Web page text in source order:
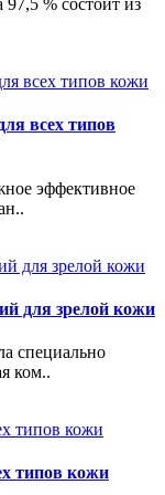
% состоит из
всех типов
эффективное
для зрелой кожи
специально
ком..
типов кожи